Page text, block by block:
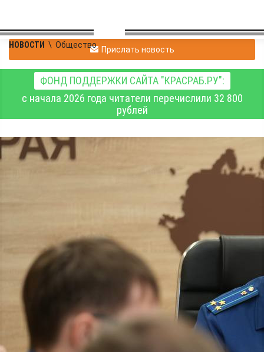
НОВОСТИ \ Общество Прислать новость
ФОНД ПОДДЕРЖКИ САЙТА "КРАСРАБ.РУ":
с начала 2026 года читатели перечислили 32 800
рублей
Межведомственная
группа обсудила
вопросы подготовки к
паводку и сезону
пожаров
Общество
01.04.2025 23:21